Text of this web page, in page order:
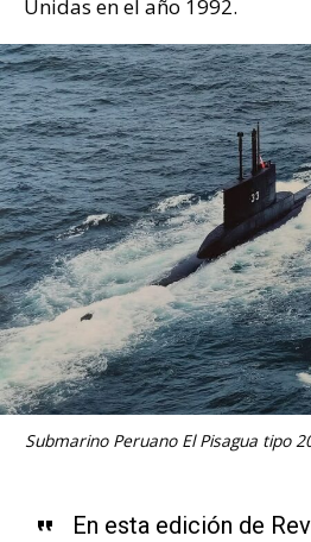
Unidas en el año 1992.
Submarino Peruano El Pisagua tipo
En esta edición de